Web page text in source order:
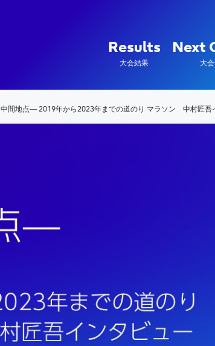
Results
大会結果
Next
大
中間地点― 2019年から2023年までの道のり マラソン 中村匠吾